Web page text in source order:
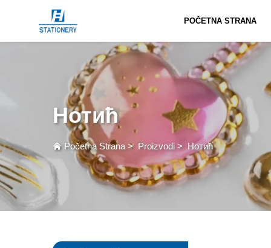
POČETNA STRANA
Нотић
Početna Strana> Proizvodi> Нотић